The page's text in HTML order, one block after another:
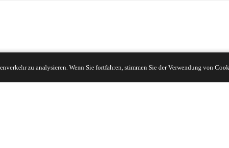
Connect with Us
zu analysieren. Wenn Sie fortfahren, stimmen Sie der Verwendung von